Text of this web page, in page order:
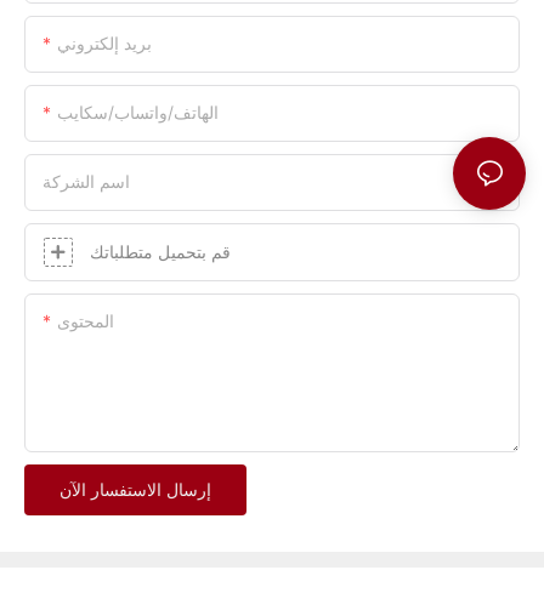
بريد إلكتروني
الهاتف/واتساب/سكايب
اسم الشركة
قم بتحميل متطلباتك
المحتوى
إرسال الاستفسار الآن